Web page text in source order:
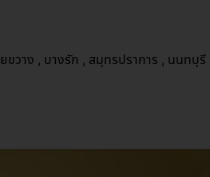
วาง , บางรัก , สมุทรปราการ , นนทบุรี